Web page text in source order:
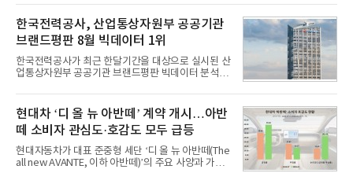
다.심사를
일 한국기업평판연구소(소장 구창환)는 국내 교육서
비스 상장기업 브랜드를 대상으로 지난 7월 7일부터
8월 7일까지 수집된 소비자 빅데이터 10,074,233건
을 분석한 결과, 메가스터디교육이 브랜드평판지수
1,710,926을 기록하며 8월 1위에 올랐다고 밝혔다.
분석에 활용된 빅데이터는 지난 7월(9,491,206건) 대
비 6.14% 증가한 수치로, 교육서비스 상장기업 브랜
디교육, 대교, 디지
한국전력공사, 산업통상자원부 공공기관
브랜드평판 8월 빅데이터 1위
한국전력공사가 최근 한달기간을 대상으로 실시된 산
업통상자원부 공공기관 브랜드평판 빅데이터 분석에
이 순으로 뒤를 이었다.7일 한국기업평판연구소(소장
구창환)는 산업통상자원부 공공기관 41개 브랜드를
대상으로 지난 7월 7일부터 8월 7일까지 수집된 소비
자 빅데이터 91,102,549건을 분석한 결과, 한국전력
공사가 브랜드평판지수 10,670,633을 기록하며 8월
1위에 올랐다고 밝혔다. 분석에 활용된 빅데이터는 지
난 7월(88,893,823건) 대비 2.48% 증가한 수치다.연
현대차 ‘디 올 뉴 아반떼’ 계약 개시…아반
떼 소비자 관심도·호감도 모두 급등
현대자동차가 대표 준중형 세단 ‘디 올 뉴 아반떼(The
all new AVANTE, 이하 아반떼)’의 주요 사양과 가격